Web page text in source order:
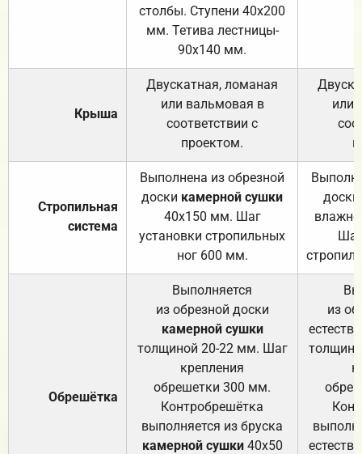
столбы. Ступени 40х200
мм. Тетива лестницы-
90х140 мм.
Крыша
Двускатная, ломаная
или вальмовая в
соответствии с
проектом.
или
Стропильная
система
Выполнена из обрезной
доски камерной сушки
40х150 мм. Шаг
установки стропильных
ног 600 мм.
доски
Обрешётка
Выполняется
из обрезной доски
камерной сушки
толщиной 20-22 мм. Шаг
крепления
обрешетки 300 мм.
Контробрешётка
выполняется из бруска
камерной сушки40х50
из